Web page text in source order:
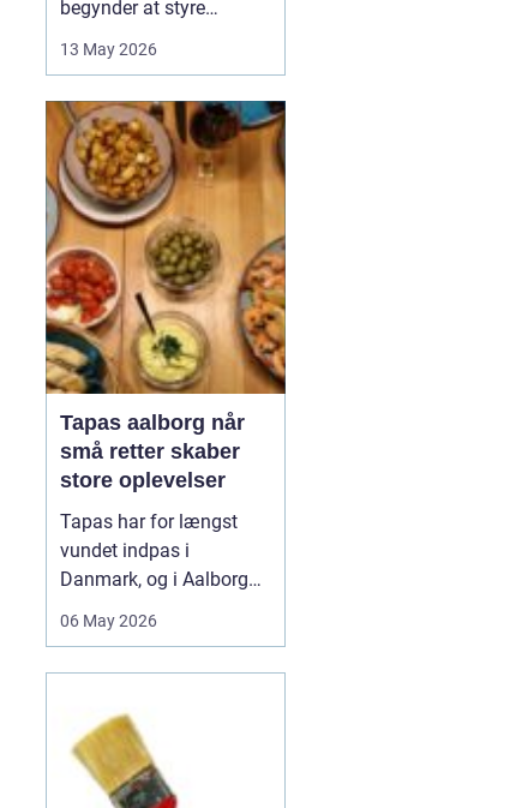
begynder at styre
ikke kun personen med
hele familien. Mange går
længe alene med
skammen og tvivlen, før
de søger hjælp. Her kan
professionel
misbrugsbehandling g...
13 May 2026
Tapas aalborg når
små retter skaber
store oplevelser
Tapas har for længst
vundet indpas i
Danmark, og i Aalborg
deres helt eget liv. Her
deletradition, og
resultatet er en afslappet
spiseform, hvor smag,
06 May 2026